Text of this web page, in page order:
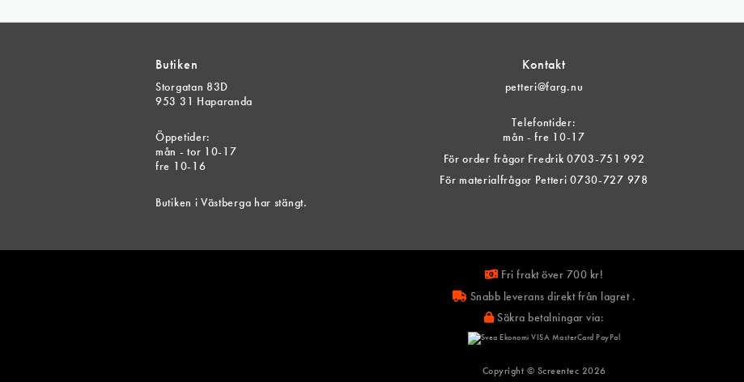
Butiken
Storgatan 83D
953 31 Haparanda
Öppetider:
mån - tor 10-17
fre 10-16
Butiken i Västberga har stängt.
Kontakt
petteri@farg.nu
Telefontider:
mån - fre 10-17
För order frågor Fredrik 0703-751 992
För materialfrågor Petteri 0730-727 978
Fri frakt över 700 kr!
Snabb leverans direkt från lagret .
Säkra betalningar via:
Copyright © Screentec 2026